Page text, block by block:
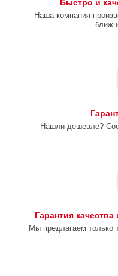
Быстро и
Наша компания
Нашли дешевле?
Гарантия
Мы предлагаем только